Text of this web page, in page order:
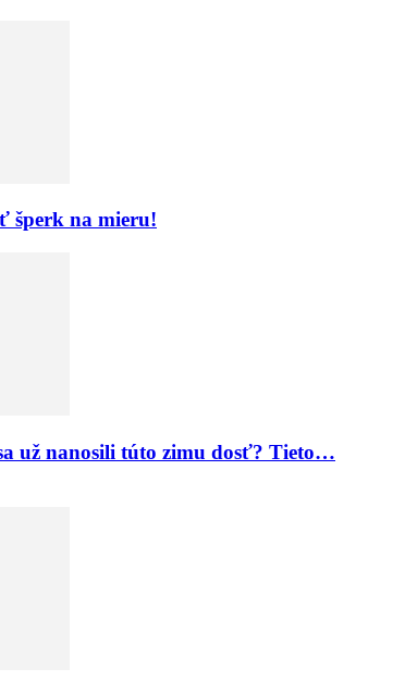
šperk na mieru!
už nanosili túto zimu dosť? Tieto…